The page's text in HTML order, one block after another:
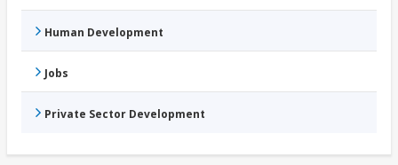
Human Development
Jobs
Private Sector Development